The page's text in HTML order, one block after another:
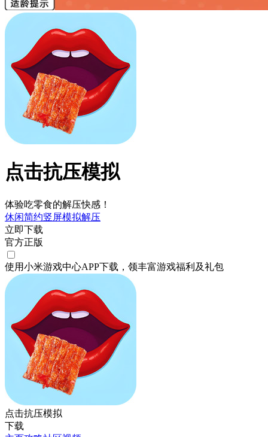
点击抗压模拟
体验吃零食的解压快感！
休闲简约竖屏模拟解压
立即下载
官方正版
使用小米游戏中心APP下载 ，领丰富游戏福利 及礼包
点击抗压模拟
下载